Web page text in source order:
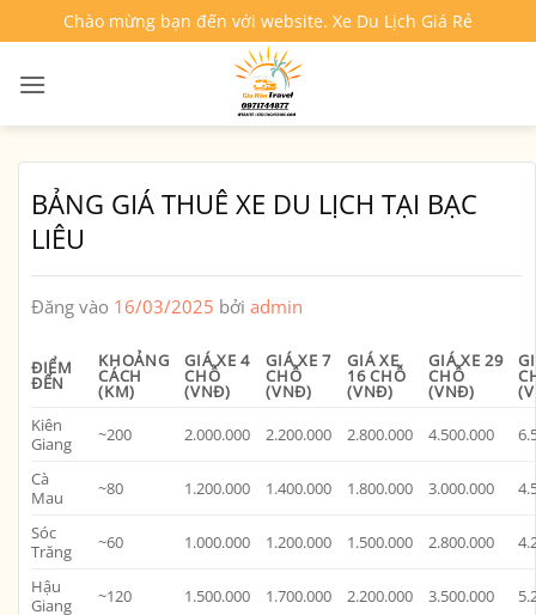
qua
nội
Chào mừng bạn đến với website. Xe Du Lịch Giá Rẻ
BẢNG GIÁ THUÊ XE DU LỊCH TẠI BẠC
LIÊU
Đăng vào 16/03/2025 bởi admin
ĐIỂM
ĐẾN
KHOẢNG
CÁCH
(KM)
GIÁ XE 4
CHỖ
(VNĐ)
GIÁ XE 7
CHỖ
(VNĐ)
GIÁ XE
16 CHỖ
(VNĐ)
GIÁ XE 29
CHỖ
(VNĐ)
Kiên
Giang
~200 2.000.000 2.200.000 2.800.000 4.500.000
Cà
Mau
~80 1.200.000 1.400.000 1.800.000 3.000.000
Sóc
Trăng
~60 1.000.000 1.200.000 1.500.000 2.800.000
Hậu
Giang
~120 1.500.000 1.700.000 2.200.000 3.500.000